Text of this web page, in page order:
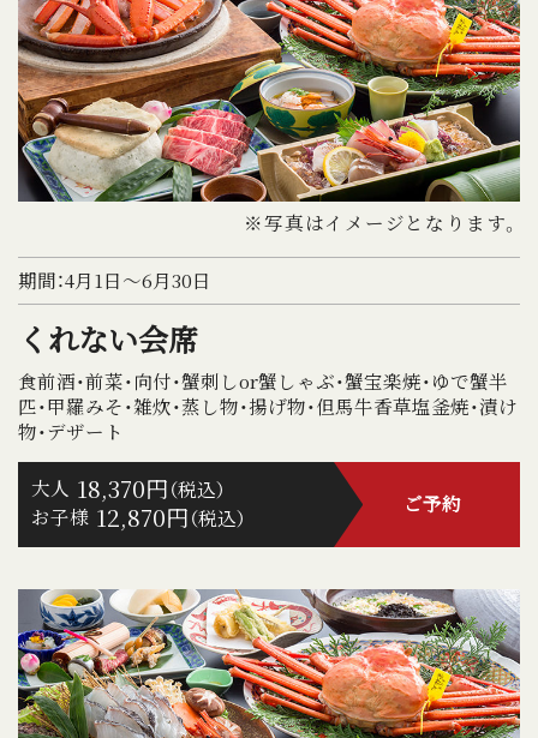
※写真はイメージとなります。
期間：4月1日～6月30日
くれない会席
食前酒・前菜・向付・蟹刺しor蟹しゃぶ・蟹宝楽焼・ゆで蟹半
匹・甲羅みそ・雑炊・蒸し物・揚げ物・但馬牛香草塩釜焼・漬け
物・デザート
ご予約
大人 18,370円（税込）
お子様 12,870円（税込）